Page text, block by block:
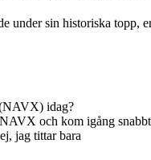
under sin historiska topp,
idag?
och kom igång
jag tittar bara